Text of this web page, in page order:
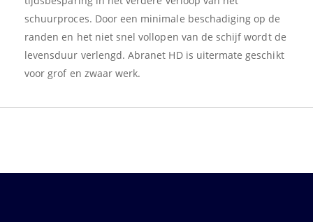
schuurproces. Door een minimale beschadiging op de
randen en het niet snel vollopen van de schijf wordt de
levensduur verlengd. Abranet HD is uitermate geschikt
voor grof en zwaar werk.